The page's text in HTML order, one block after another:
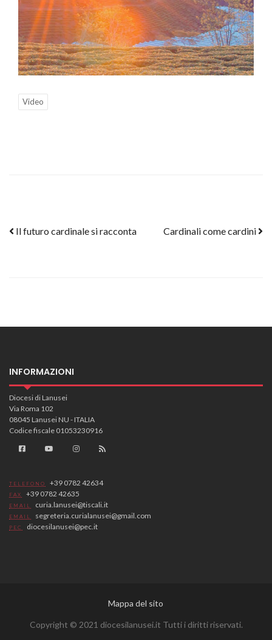
Video
Post navigation
Il futuro cardinale si racconta Cardinali come cardini
INFORMAZIONI
Diocesi di Lanusei
Via Roma 102
08045 Lanusei NU - ITALIA
Codice fiscale 01053230916
TELEFONO +39 0782 42634
FAX +39 0782 42635
EMAIL curia.lanusei@tiscali.it
EMAIL segreteria.curialanusei@gmail.com
PEC diocesilanusei@pec.it
Mappa del sito
Copyright © 2021 diocesilanusei.it Tutti i diritti riservati.